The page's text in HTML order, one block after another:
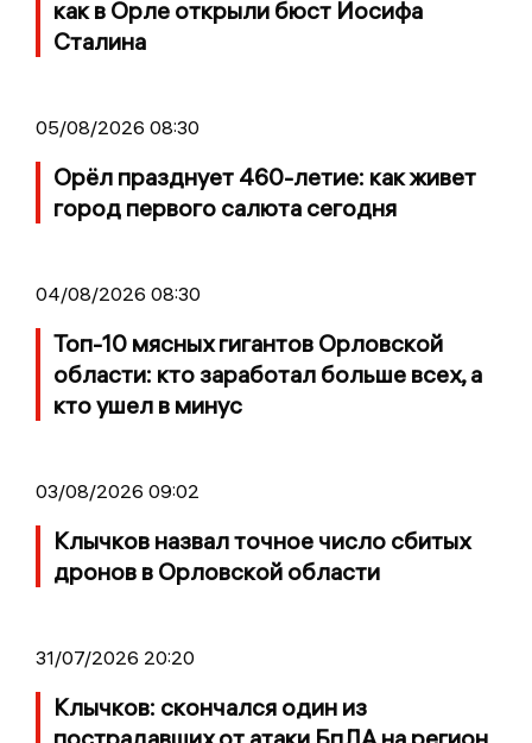
как в Орле открыли бюст Иосифа
Сталина
05/08/2026 08:30
Орёл празднует 460-летие: как живет
город первого салюта сегодня
04/08/2026 08:30
Топ-10 мясных гигантов Орловской
области: кто заработал больше всех, а
кто ушел в минус
03/08/2026 09:02
Клычков назвал точное число сбитых
дронов в Орловской области
31/07/2026 20:20
Клычков: скончался один из